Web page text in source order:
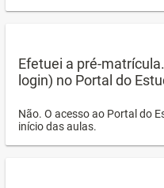
Efetuei a pré-
login) no Portal do
Não. O acesso ao Portal do
início das aulas.